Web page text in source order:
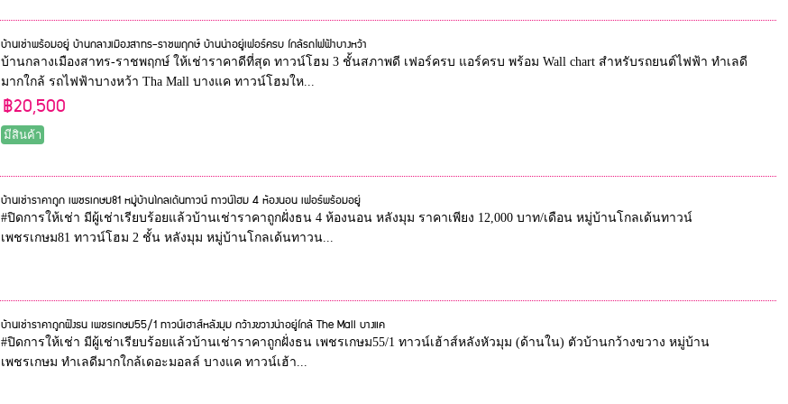
บ้านเช่าพร้อมอยู่ บ้านกลางเมืองสาทร-ราชพฤกษ์ บ้านน่าอยู่เฟอร์ครบ ใกล้รถไฟฟ้าบางหว้า
บ้านกลางเมืองสาทร-ราชพฤกษ์ ให้เช่าราคาดีที่สุด ทาวน์โฮม 3 ชั้นสภาพดี เฟอร์ครบ แอร์ครบ พร้อม Wall chart สำหรับรถยนต์ไฟฟ้า ทำเลดี
มากใกล้ รถไฟฟ้าบางหว้า Tha Mall บางแค ทาวน์โฮมให...
฿20,500
มีสินค้า
บ้านเช่าราคาถูก เพชรเกษม81 หมู่บ้านโกลเด้นทาวน์ ทาวน์โฮม 4 ห้องนอน เฟอร์พร้อมอยู่
#ปิดการให้เช่า มีผู้เช่าเรียบร้อยแล้วบ้านเช่าราคาถูกฝั่งธน 4 ห้องนอน หลังมุม ราคาเพียง 12,000 บาท/เดือน หมู่บ้านโกลเด้นทาวน์
เพชรเกษม81 ทาวน์โฮม 2 ชั้น หลังมุม หมู่บ้านโกลเด้นทาวน...
บ้านเช่าราคาถูกฝั่งธน เพชรเกษม55/1 ทาวน์เฮาส์หลังมุม กว้างขวางน่าอยู่ใกล้ The Mall บางแค
#ปิดการให้เช่า มีผู้เช่าเรียบร้อยแล้วบ้านเช่าราคาถูกฝั่งธน เพชรเกษม55/1 ทาวน์เฮ้าส์หลังหัวมุม (ด้านใน) ตัวบ้านกว้างขวาง หมู่บ้าน
เพชรเกษม ทำเลดีมากใกล้เดอะมอลล์ บางแค ทาวน์เฮ้า...